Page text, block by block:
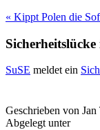
« Kippt Polen die
SuSE meldet ein
Geschrieben von
Abgelegt unter